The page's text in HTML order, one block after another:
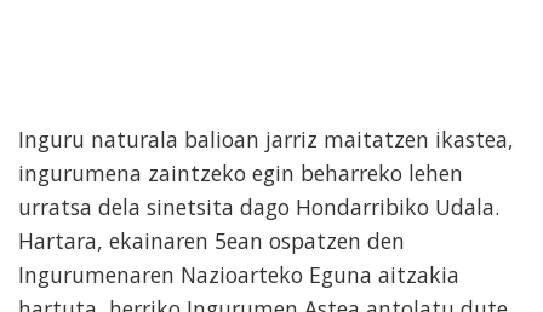
Inguru naturala balioan jarriz maitatzen ikastea,
ingurumena zaintzeko egin beharreko lehen
urratsa dela sinetsita dago Hondarribiko Udala.
Hartara, ekainaren 5ean ospatzen den
Ingurumenaren Nazioarteko Eguna aitzakia